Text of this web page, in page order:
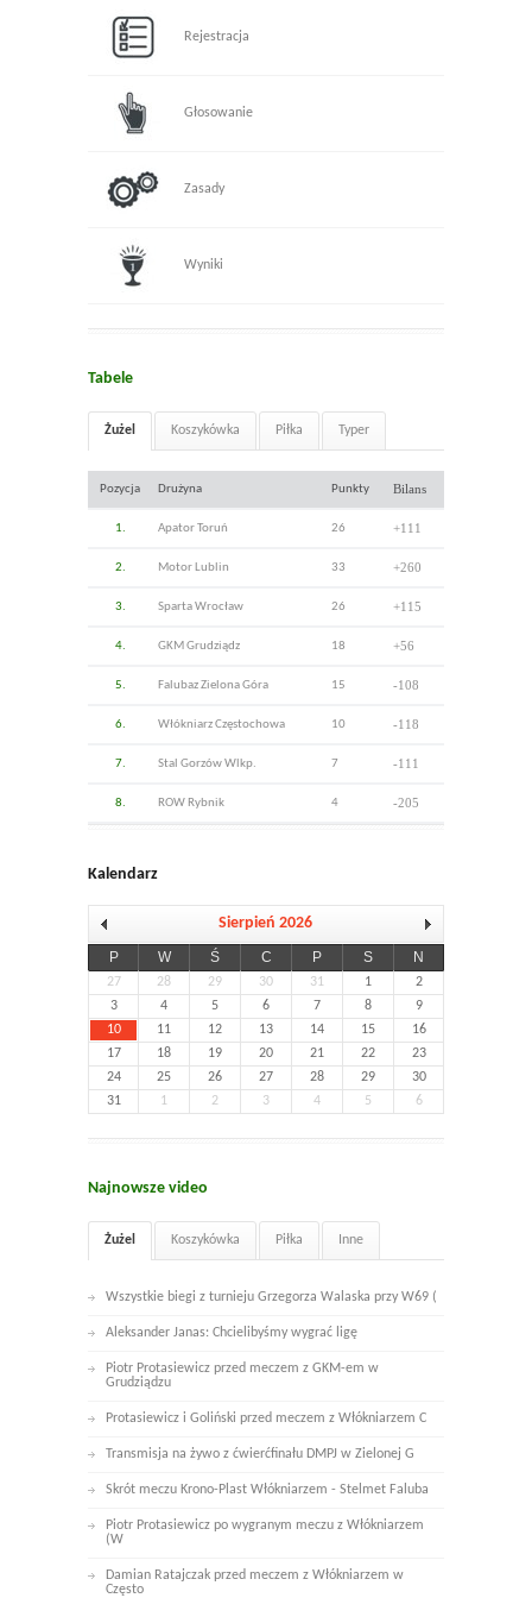
Rejestracja
Głosowanie
Zasady
Wyniki
Tabele
Żużel Koszykówka Piłka Typer
Pozycja Drużyna Punkty Bilans
1. Apator Toruń 26 +111
2. Motor Lublin 33 +260
3. Sparta Wrocław 26 +115
4. GKM Grudziądz 18 +56
5. Falubaz Zielona Góra 15 -108
6. Włókniarz Częstochowa 10 -118
7. Stal Gorzów Wlkp. 7 -111
8. ROW Rybnik 4 -205
Kalendarz
Sierpień 2026
P W Ś C P S N
27 28 29 30 31 1
2
3
4 5 6 7 8
9
10
11 12 13 14 15
16
17
18 19 20 21 22
23
24
25 26 27 28 29
30
31
1 2 3 4 5 6
Najnowsze video
Żużel Koszykówka Piłka Inne
Wszystkie biegi z turnieju Grzegorza Walaska przy W69 (
Aleksander Janas: Chcielibyśmy wygrać ligę
Piotr Protasiewicz przed meczem z GKM-em w
Grudziądzu
Protasiewicz i Goliński przed meczem z Włókniarzem C
Transmisja na żywo z ćwierćfinału DMPJ w Zielonej G
Skrót meczu Krono-Plast Włókniarzem - Stelmet Faluba
Piotr Protasiewicz po wygranym meczu z Włókniarzem
(W
Damian Ratajczak przed meczem z Włókniarzem w
Często